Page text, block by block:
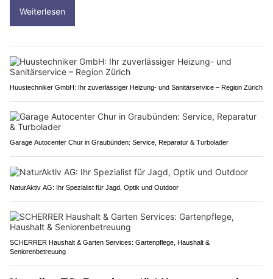
Weiterlesen
Huustechniker GmbH: Ihr zuverlässiger Heizung- und Sanitärservice – Region Zürich
Garage Autocenter Chur in Graubünden: Service, Reparatur & Turbolader
NaturAktiv AG: Ihr Spezialist für Jagd, Optik und Outdoor
SCHERRER Haushalt & Garten Services: Gartenpflege, Haushalt &
Seniorenbetreuung